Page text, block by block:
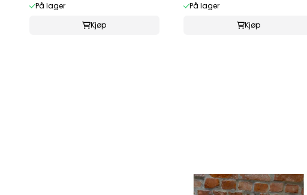
På lager
Kjøp
På lager
Kjøp